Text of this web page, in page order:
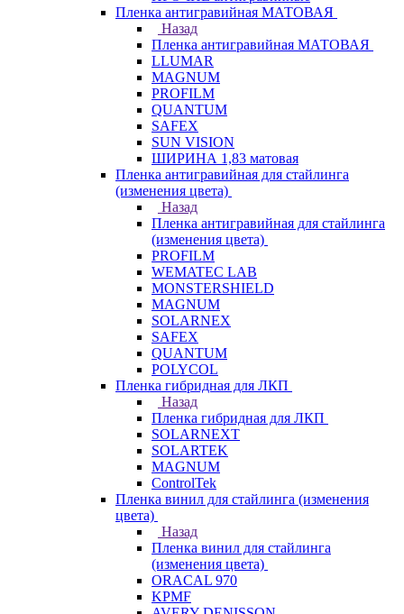
Пленка антигравийная МАТОВАЯ
Назад
Пленка антигравийная МАТОВАЯ
LLUMAR
MAGNUM
PROFILM
QUANTUM
SAFEX
SUN VISION
ШИРИНА 1,83 матовая
Пленка антигравийная для стайлинга
(изменения цвета)
Назад
Пленка антигравийная для стайлинга
(изменения цвета)
PROFILM
WEMATEC LAB
MONSTERSHIELD
MAGNUM
SOLARNEX
SAFEX
QUANTUM
POLYCOL
Пленка гибридная для ЛКП
Назад
Пленка гибридная для ЛКП
SOLARNEXT
SOLARTEK
MAGNUM
ControlTek
Пленка винил для стайлинга (изменения
цвета)
Назад
Пленка винил для стайлинга
(изменения цвета)
ORACAL 970
KPMF